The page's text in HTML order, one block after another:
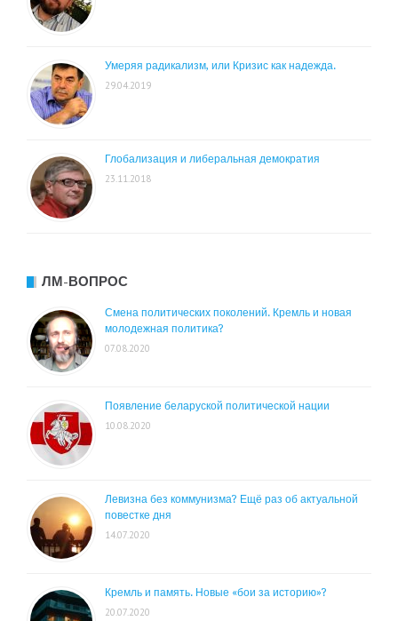
Умеряя радикализм, или Кризис как надежда.
29.04.2019
Глобализация и либеральная демократия
23.11.2018
ЛМ-ВОПРОС
Смена политических поколений. Кремль и новая
молодежная политика?
07.08.2020
Появление беларуской политической нации
10.08.2020
Левизна без коммунизма? Ещё раз об актуальной
повестке дня
14.07.2020
Кремль и память. Новые «бои за историю»?
20.07.2020